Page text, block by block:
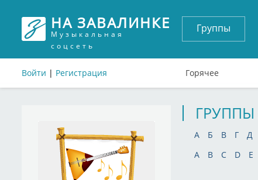
НА ЗАВАЛИНКЕ
Музыкальная
соцсеть
Войти | Регистрация
Группы
Горячее
ГРУППЫ
А Б В Г Д
A
B C D E